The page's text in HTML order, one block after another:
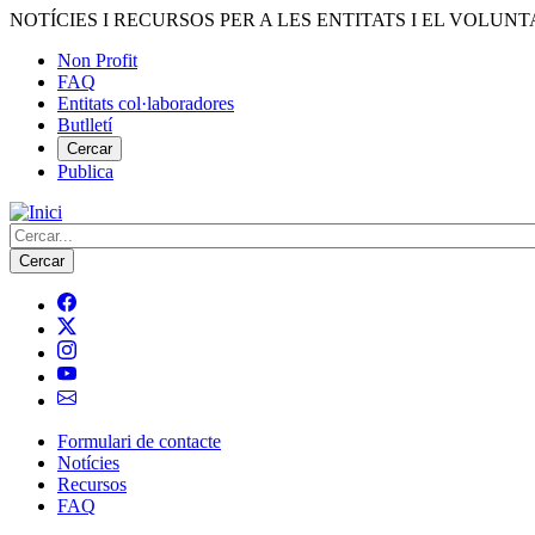
Vés
contingut
NOTÍCIES I RECURSOS PER A LES ENTITATS I EL
Menú
del
compte
d'usuari
Non Profit
FAQ
Entitats col·laboradores
Butlletí
Cercar
Publica
Cerca
Navegació
principal
Formulari de contacte
Notícies
Recursos
FAQ